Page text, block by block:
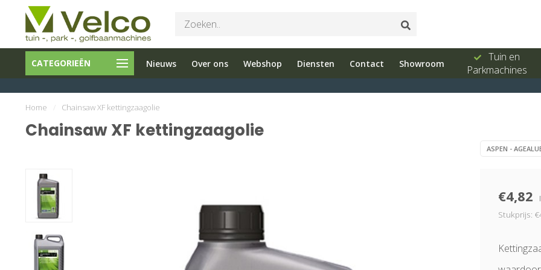
CATEGORIEËN Nieuws Over ons Webshop Diensten Contact Showroom
Bel ons 026-
3251603
Parkmachines
en reparatie
met advies
3251603
Tuin en
Parkmachines
Home Chainsaw XF kettingzaagolie
Chainsaw XF kettingzaagolie
ASPEN -
€4,82
Stukprijs: